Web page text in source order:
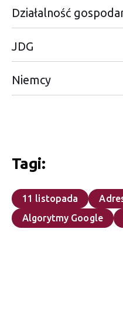
Działalność
JDG
Niemcy
Tagi:
11 listopada
Algorytmy Google